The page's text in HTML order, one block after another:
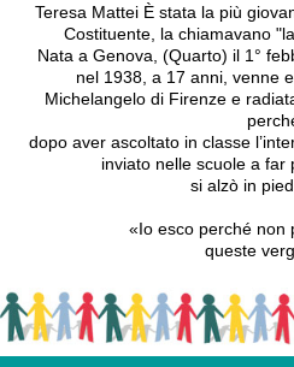
Teresa Mattei È stata la più
Costituente, la chiamavano
Nata a Genova, (Quarto) il 1°
nel 1938, a 17 anni, venne
Michelangelo di Firenze e
dopo aver ascoltato in classe
inviato nelle scuole a far
si alzò in
«Io esco perché non
queste